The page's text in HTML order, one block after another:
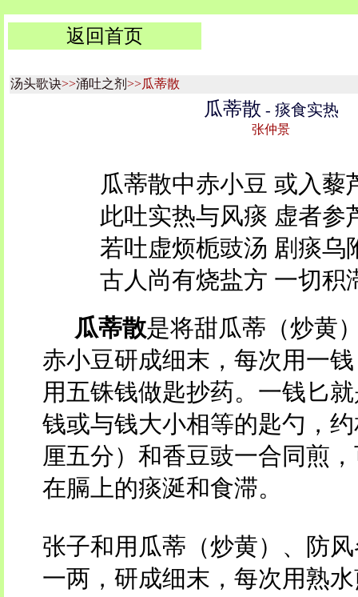
返回首页
汤头歌诀>>涌吐之剂 >>瓜蒂散
瓜蒂散 - 痰食实热
张仲景
瓜蒂散中赤小豆 或入藜
此吐实热与风痰 虚者参
若吐虚烦栀豉汤 剧痰乌
古人尚有烧盐方 一切积
瓜蒂散是将甜瓜蒂（炒黄
赤小豆研成细末，每次用一
用五铢钱做匙抄药。一钱匕
钱或与钱大小相等的匙勺，
厘五分）和香豆豉一合同煎
在膈上的痰涎和食滞。
张子和用瓜蒂（炒黄）、防
一两，研成细末，每次用熟